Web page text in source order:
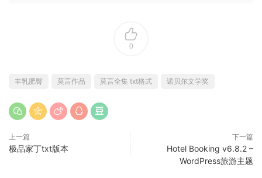
0
丰乳肥臀 莫言作品 莫言全集 txt格式 诺贝尔文学奖
上一篇
极品家丁txt版本
下一篇
Hotel Booking v6.8.2 –
WordPress旅游主题